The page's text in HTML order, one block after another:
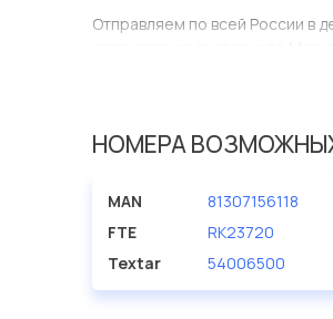
Отправляем по всей России в
Мы продаем
НОМЕРА
MAN 81307156118
FTE
RK23720
Textar
54006500